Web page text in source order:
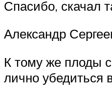
Спасибо, скачал
Александр
К тому же плоды
лично убедиться